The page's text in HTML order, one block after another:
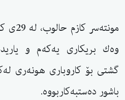
وەك بریكاری یەكەم و
گشتی بۆ كاروباری هونەری
باشور دەستبەكاربووە.